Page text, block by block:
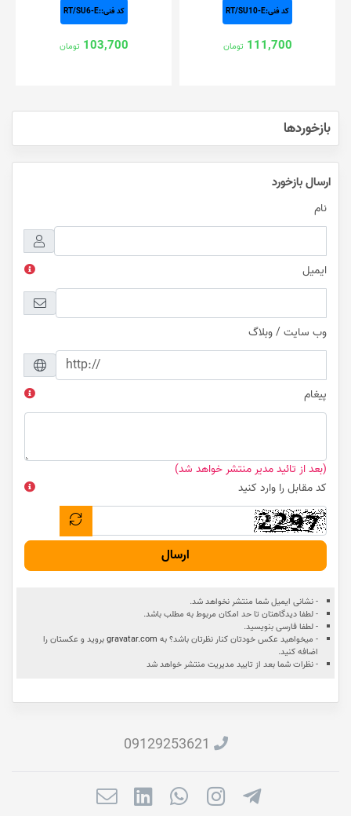
کد فنی:RT/SU10-E
111,700 تومان
کد فنی::RT/SU6-E
103,700 تومان
بازخوردها
ارسال بازخورد
نام
ایمیل
وب سایت / وبلاگ
پیغام
(بعد از تائید مدیر منتشر خواهد شد)
کد مقابل را وارد کنید
ارسال
- نشانی ایمیل شما منتشر نخواهد شد.
- لطفا دیدگاهتان تا حد امکان مربوط به مطلب باشد.
- لطفا فارسی بنویسید.
- میخواهید عکس خودتان کنار نظرتان باشد؟ به gravatar.comبروید و عکستان را
اضافه کنید.
- نظرات شما بعد از تایید مدیریت منتشر خواهد شد
09129253621